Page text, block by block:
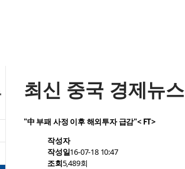
최신 중국 경제뉴스
"中 부패 사정 이후 해외투자 급감"< FT>
작성자
작성일16-07-18 10:47
조회5,489회